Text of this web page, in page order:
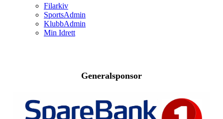
Filarkiv
SportsAdmin
KlubbAdmin
Min Idrett
Generalsponsor